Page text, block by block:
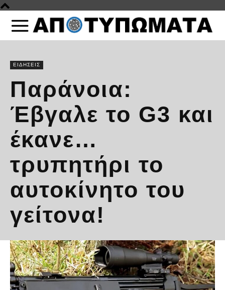
ΕΙΔΗΣΕΙΣ
Παράνοια:
Έβγαλε το G3 και
έκανε…
τρυπητήρι το
αυτοκίνητο του
γείτονα!